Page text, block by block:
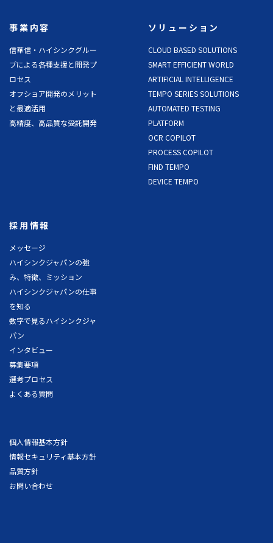
事業内容
信華信・ハイシンクグルー
プによる各種支援と開発プ
ロセス
オフショア開発のメリット
と最適活用
高精度、高品質な受託開発
ソリューション
CLOUD BASED SOLUTIONS
SMART EFFICIENT WORLD
ARTIFICIAL INTELLIGENCE
TEMPO SERIES SOLUTIONS
AUTOMATED TESTING
PLATFORM
OCR COPILOT
PROCESS COPILOT
FIND TEMPO
DEVICE TEMPO
採用情報
メッセージ
ハイシンクジャパンの強
み、特徴、ミッション
ハイシンクジャパンの仕事
を知る
数字で見るハイシンクジャ
パン
インタビュー
募集要項
選考プロセス
よくある質問
個人情報基本方針
情報セキュリティ基本方針
品質方針
お問い合わせ